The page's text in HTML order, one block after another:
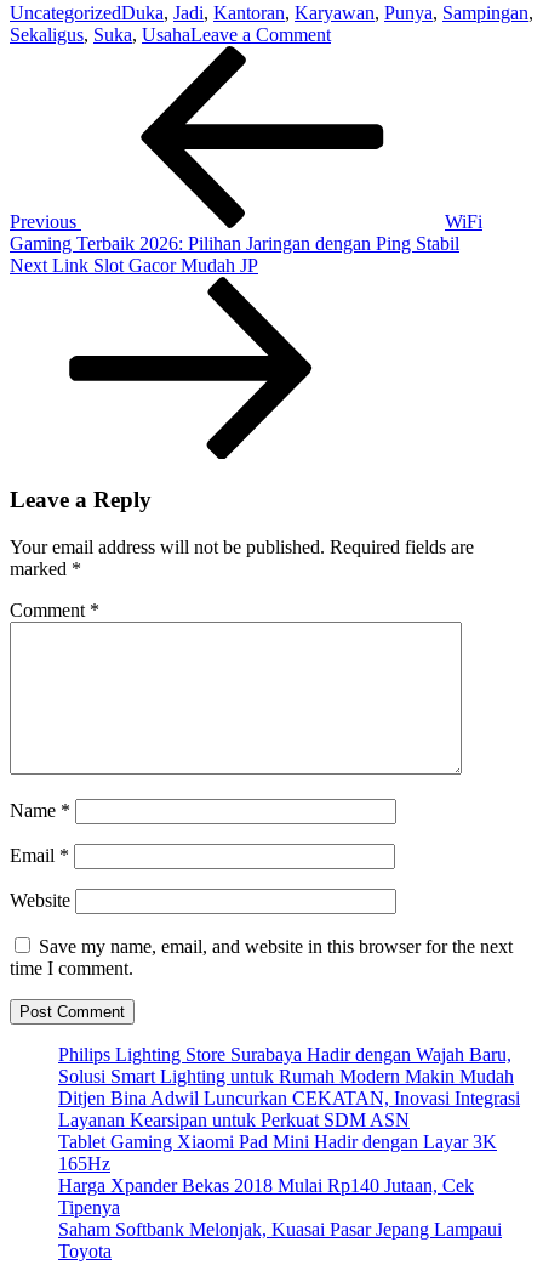
UncategorizedDuka, Jadi, Kantoran, Karyawan, Punya, Sampingan,
Sekaligus, Suka, UsahaLeave a Commenton
Karyawan
Kantoran
Previous
WiFi
Gaming Terbaik 2026: Pilihan Jaringan dengan Ping Stabil
Next
Next Link Slot Gacor Mudah JP
Leave a Reply
Your email address will not be published. Required fields are
marked *
Comment *
Name *
Email *
Website
Save my name, email, and website in this browser for the next
time I comment.
Philips Lighting Store Surabaya Hadir dengan Wajah Baru,
Solusi Smart Lighting untuk Rumah Modern Makin Mudah
Ditjen Bina Adwil Luncurkan CEKATAN, Inovasi Integrasi
Layanan Kearsipan untuk Perkuat SDM ASN
Tablet Gaming Xiaomi Pad Mini Hadir dengan Layar 3K
165Hz
Harga Xpander Bekas 2018 Mulai Rp140 Jutaan, Cek
Tipenya
Saham Softbank Melonjak, Kuasai Pasar Jepang Lampaui
Toyota